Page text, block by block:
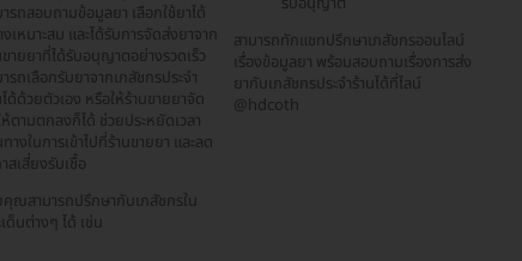
ารถสอบถามข้อมูลยา เลือกใช้ยาได้
เหมาะสม และได้รับการจัดส่งยาจาก
ขายยาที่ได้รับอนุญาตอย่างรวดเร็ว
รถเลือกรับยาจากเภสัชกรประจำ
ได้ด้วยตัวเอง หรือให้ร้านขายยาจัด
ห้ตามตกลงก็ได้ ช่วยประหยัดเวลา
ทางในการเข้าไปที่ร้านขายยา และลด
สเสี่ยงรับเชื้อ
คุณสามารถปรึกษากับเภสัชกรใน
ด็นต่างๆ ได้ เช่น
สามารถทักแชทปรึกษาเภสัชกรออนไลน์
เรื่องข้อมูลยา พร้อมสอบถามเรื่องการส่ง
ยากับเภสัชกรประจำร้านได้ที่ไลน์
@hdcoth